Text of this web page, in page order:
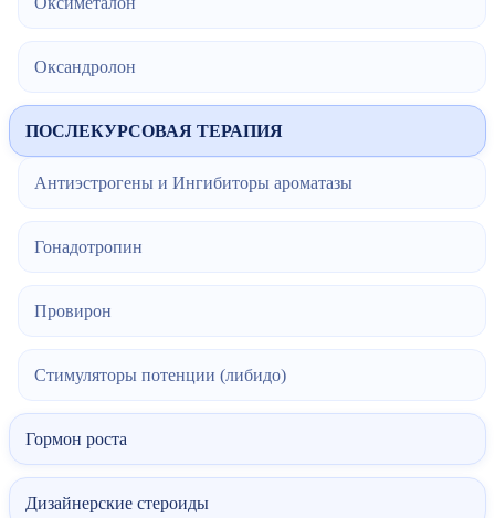
Оксандролон
ПОСЛЕКУРСОВАЯ ТЕРАПИЯ
Антиэстрогены и Ингибиторы ароматазы
Гонадотропин
Провирон
Стимуляторы потенции (либидо)
Гормон роста
Дизайнерские стероиды